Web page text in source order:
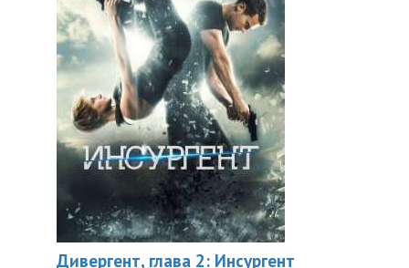
Дивергент, глава 2: Инсургент